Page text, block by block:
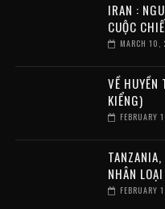
IRAN :
CUỘC
MARCH
VỀ
KIỂNG)
FEBRUARY
NHÂN
FEBRUARY